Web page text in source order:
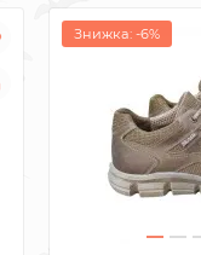
Знижка: -6%